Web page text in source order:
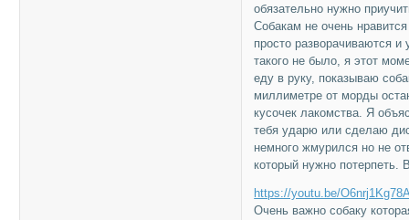
обязательно нужно
Собакам не очень
просто разворачиваются и
такого не было, я этот
еду в руку, показываю
миллиметре от морды
кусочек лакомства. Я
тебя ударю или сделаю
немного жмурился но не
который нужно потерпеть.
https://youtu.be/
Очень важно собаку